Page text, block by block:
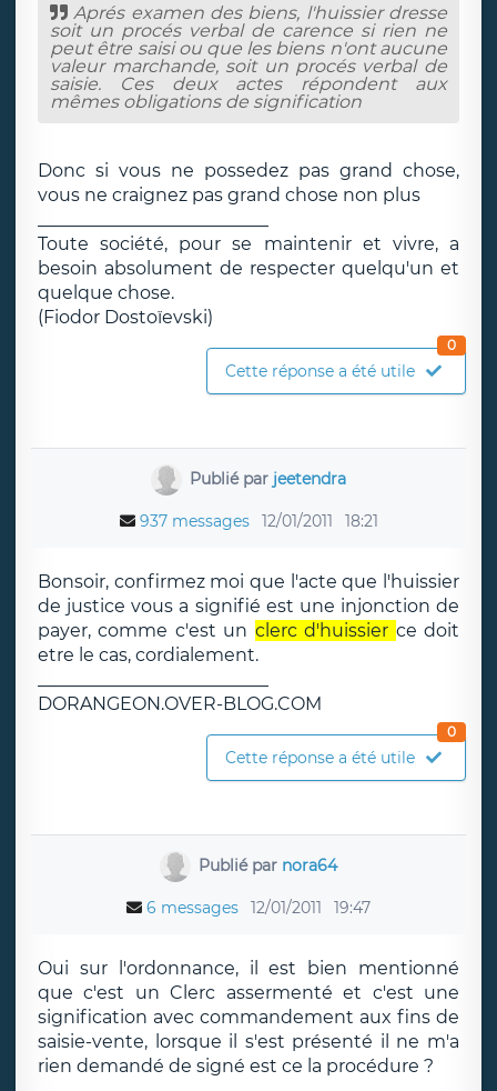
Aprés examen des biens, l'huissier dresse
soit un procés verbal de carence si rien ne
peut être saisi ou que les biens n'ont aucune
valeur marchande, soit un procés verbal de
saisie. Ces deux actes répondent aux
mêmes obligations de signification
Donc si vous ne possedez pas grand chose,
vous ne craignez pas grand chose non plus
Toute société, pour se maintenir et vivre, a
besoin absolument de respecter quelqu'un et
quelque chose.
(Fiodor Dostoïevski)
Cette réponse a été utile
0
Publié par jeetendra
937 messages 12/01/2011 18:21
Bonsoir, confirmez moi que l'acte que l'huissier
de justice vous a signifié est une injonction de
payer, comme c'est un clerc d'huissier ce doit
etre le cas, cordialement.
DORANGEON.OVER-BLOG.COM
Cette réponse a été utile
0
Publié par nora64
6 messages 12/01/2011 19:47
Oui sur l'ordonnance, il est bien mentionné
que c'est un Clerc assermenté et c'est une
signification avec commandement aux fins de
saisie-vente, lorsque il s'est présenté il ne m'a
rien demandé de signé est ce la procédure ?